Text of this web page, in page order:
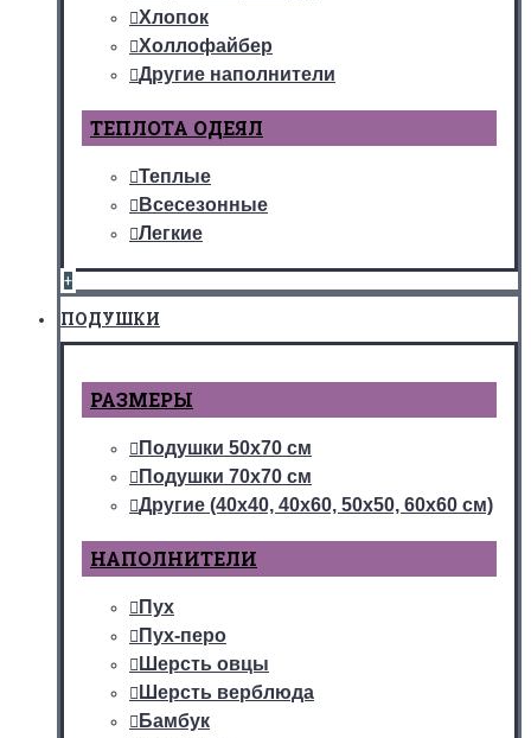
Хлопок
Холлофайбер
Другие наполнители
ТЕПЛОТА ОДЕЯЛ
Теплые
Всесезонные
Легкие
+
ПОДУШКИ
РАЗМЕРЫ
Подушки 50х70 см
Подушки 70х70 см
Другие (40х40, 40х60, 50х50, 60х60 см)
НАПОЛНИТЕЛИ
Пух
Пух-перо
Шерсть овцы
Шерсть верблюда
Бамбук